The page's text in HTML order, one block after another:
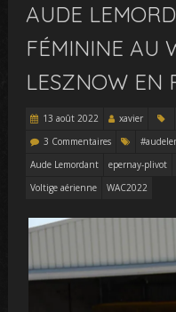
AUDE
FÉMININE AU
LESZNOW EN
13 août 2022 xavier
3 Commentaires
Aude Lemordant
epernay-plivot
Voltige aérienne
WAC2022